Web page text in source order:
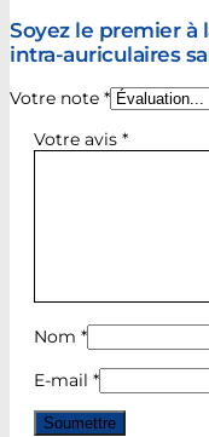
Soyez le premier à
intra-auriculaires
Votre note *
Votre avis *
Nom *
E-mail *